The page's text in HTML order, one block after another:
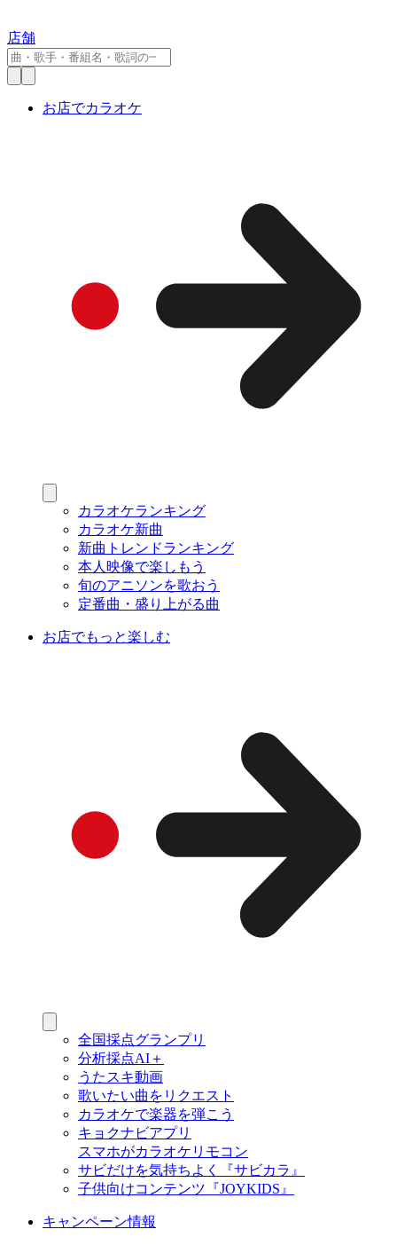
店舗
お店でカラオケ
カラオケランキング
カラオケ新曲
新曲トレンドランキング
本人映像で楽しもう
旬のアニソンを歌おう
定番曲・盛り上がる曲
お店でもっと楽しむ
全国採点グランプリ
分析採点AI＋
うたスキ動画
歌いたい曲をリクエスト
カラオケで楽器を弾こう
キョクナビアプリ
スマホがカラオケリモコン
サビだけを気持ちよく『サビカラ』
子供向けコンテンツ『JOYKIDS』
キャンペーン情報